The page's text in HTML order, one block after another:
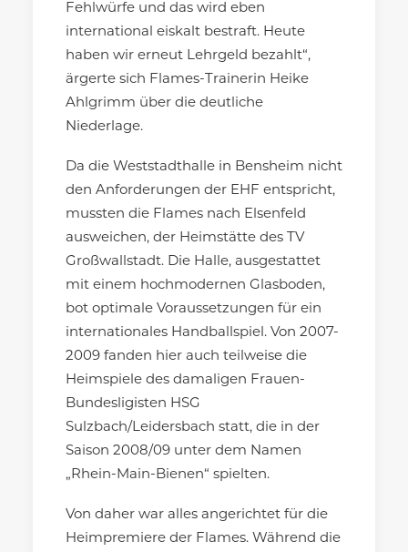
Fehlwürfe und das wird eben
international eiskalt bestraft. Heute
haben wir erneut Lehrgeld bezahlt“,
ärgerte sich Flames-Trainerin Heike
Ahlgrimm über die deutliche
Niederlage.
Da die Weststadthalle in Bensheim nicht
den Anforderungen der EHF entspricht,
mussten die Flames nach Elsenfeld
ausweichen, der Heimstätte des TV
Großwallstadt. Die Halle, ausgestattet
mit einem hochmodernen Glasboden,
bot optimale Voraussetzungen für ein
internationales Handballspiel. Von 2007-
2009 fanden hier auch teilweise die
Heimspiele des damaligen Frauen-
Bundesligisten HSG
Sulzbach/Leidersbach statt, die in der
Saison 2008/09 unter dem Namen
„Rhein-Main-Bienen“ spielten.
Von daher war alles angerichtet für die
Heimpremiere der Flames. Während die